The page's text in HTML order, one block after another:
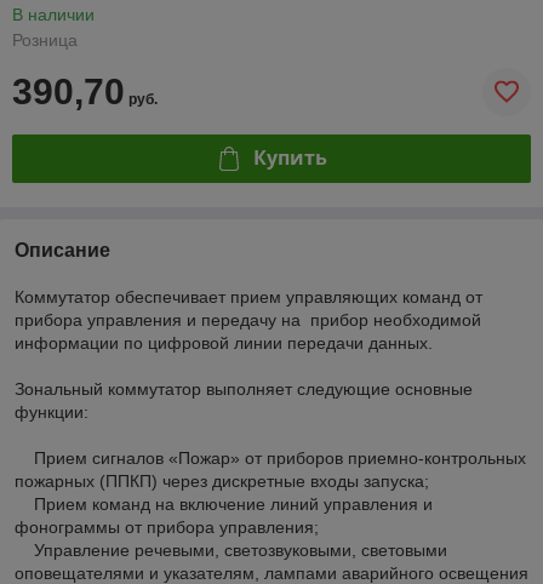
В наличии
Розница
390,70 руб.
Купить
Описание
Коммутатор обеспечивает прием управляющих команд от
прибора управления и передачу на прибор необходимой
информации по цифровой линии передачи данных.
Зональный коммутатор выполняет следующие основные
функции:
Прием сигналов «Пожар» от приборов приемно-контрольных
пожарных (ППКП) через дискретные входы запуска;
Прием команд на включение линий управления и
фонограммы от прибора управления;
Управление речевыми, светозвуковыми, световыми
оповещателями и указателям, лампами аварийного освещения